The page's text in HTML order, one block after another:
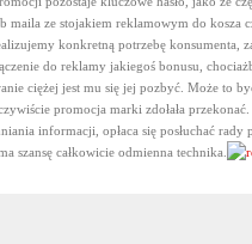
maila ze stojakiem reklamowym do kosza
konkretną potrzebę konsumenta,
do reklamy jakiegoś bonusu,
ciężej jest mu się jej pozbyć. Może to
promocja marki zdołała
informacji, opłaca się posłuchać
szansę całkowicie odmienna technika.